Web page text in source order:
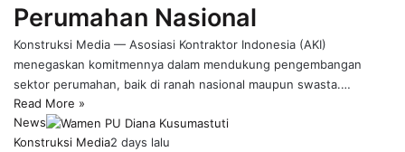
Perumahan Nasional
Konstruksi Media — Asosiasi Kontraktor Indonesia (AKI)
menegaskan komitmennya dalam mendukung pengembangan
sektor perumahan, baik di ranah nasional maupun swasta.…
Read More »
News
Konstruksi Media2 days lalu